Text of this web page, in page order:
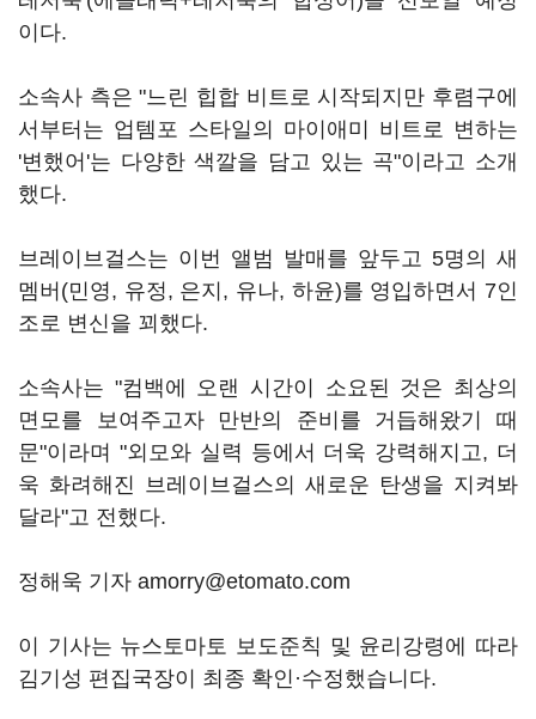
이다.
소속사 측은 "느린 힙합 비트로 시작되지만 후렴구에
서부터는 업템포 스타일의 마이애미 비트로 변하는
'변했어'는 다양한 색깔을 담고 있는 곡"이라고 소개
했다.
브레이브걸스는 이번 앨범 발매를 앞두고 5명의 새
멤버(민영, 유정, 은지, 유나, 하윤)를 영입하면서 7인
조로 변신을 꾀했다.
소속사는 "컴백에 오랜 시간이 소요된 것은 최상의
면모를 보여주고자 만반의 준비를 거듭해왔기 때
문"이라며 "외모와 실력 등에서 더욱 강력해지고, 더
욱 화려해진 브레이브걸스의 새로운 탄생을 지켜봐
달라"고 전했다.
정해욱 기자 amorry@etomato.com
이 기사는 뉴스토마토 보도준칙 및 윤리강령에 따라
김기성 편집국장이 최종 확인·수정했습니다.